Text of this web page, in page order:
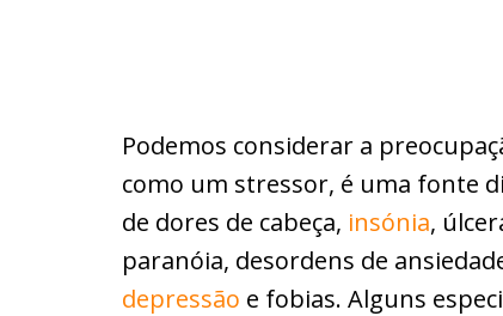
Podemos considerar a
como um stressor, é uma fonte
de dores de cabeça, insónia,
paranóia, desordens de
depressão e fobias. Alguns